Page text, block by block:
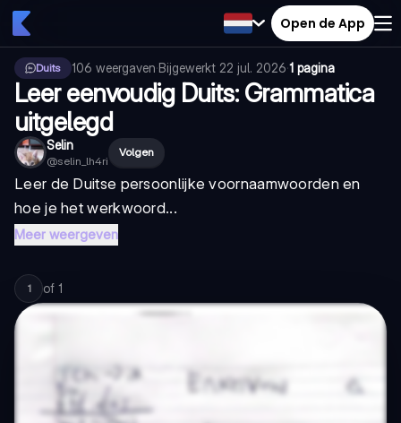
Open de App
Duits 106 weergaven·Bijgewerkt 22 jul. 2026·1 pagina
Leer eenvoudig Duits: Grammatica
uitgelegd
Selin
@selin_lh4ri
Volgen
Leer de Duitse persoonlijke voornaamwoorden en
hoe je het werkwoord...
Meer weergeven
1 of 1